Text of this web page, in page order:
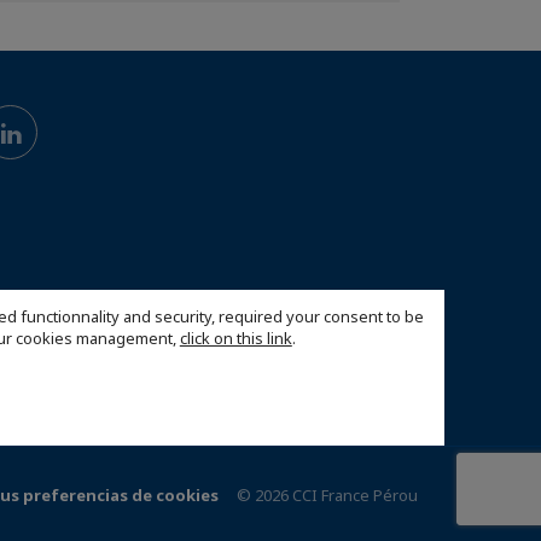
functionnality and security, required your consent to be
cookies management,click on this link.
preferencias de cookies © 2026 CCI France Pérou